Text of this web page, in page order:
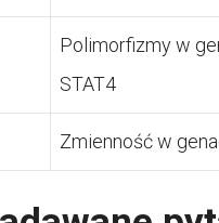
Polimorfizmy w
STAT4
Zmienność w